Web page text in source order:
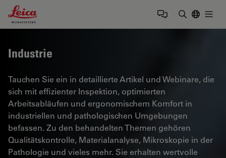
Leica Microsystems Logo
Industrie
Tauchen Sie ein in detaillierte Artikel und Webinare, die
sich mit effizienter Inspektion, optimierten
Arbeitsabläufen und ergonomischem Komfort in
industriellen und pathologischen Umgebungen
befassen. Zu den behandelten Themen gehören
Qualitätskontrolle, Materialanalyse, Mikroskopie in der
Pathologie und vieles mehr. Sie erhalten wertvolle